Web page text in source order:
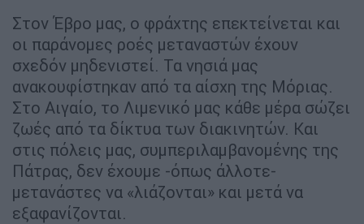
Στον Έβρο μας, ο φράχτης επεκτείνεται και
οι παράνομες ροές μεταναστών έχουν
σχεδόν μηδενιστεί. Τα νησιά μας
ανακουφίστηκαν από τα αίσχη της Μόριας.
Στο Αιγαίο, το Λιμενικό μας κάθε μέρα σώζει
ζωές από τα δίκτυα των διακινητών. Και
στις πόλεις μας, συμπεριλαμβανομένης της
Πάτρας, δεν έχουμε -όπως άλλοτε-
μετανάστες να «λιάζονται» και μετά να
εξαφανίζονται.